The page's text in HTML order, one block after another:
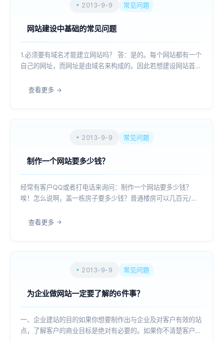
2013-9-9 常见问题
网站建设中基础的常见问题
1.必须要有域名才能建立网站吗？ 答：是的。每个网站都有一个
自己的网址，而网址是由域名来构成的。因此若想建设网站首先
业网站的概念大概是怎样的? 答：举个通俗的例子：你要盖个房
查看更多
2013-9-9 常见问题
制作一个网站要多少钱？
经常有客户QQ或者打电话来询问：制作一个网站要多少钱？
唉！怎么说啊，盖一栋房子要多少钱？普通楼房可以几百元/平
元可以做，几十万元也可以做。如果是图便宜，可以找一个设计
查看更多
2013-9-9 常见问题
为企业做网站一定要了解的6件事？
一、企业建站的目的如果你想要制作出与企业及对客户有效的站
点，了解客户的商业目标是绝对有必要的。如果你不清楚客户的